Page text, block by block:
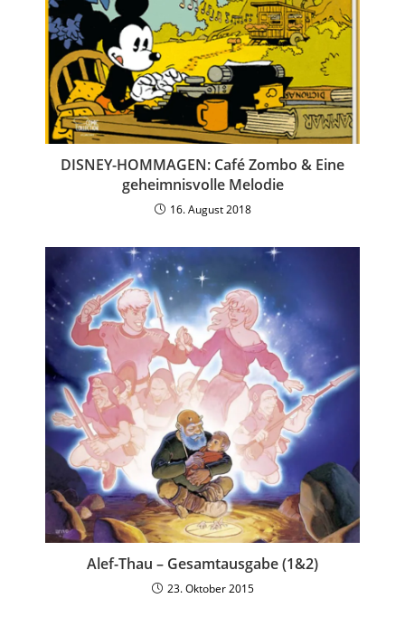
DISNEY-HOMMAGEN: Café Zombo & Eine
geheimnisvolle Melodie
16. August 2018
Alef-Thau – Gesamtausgabe (1&2)
23. Oktober 2015